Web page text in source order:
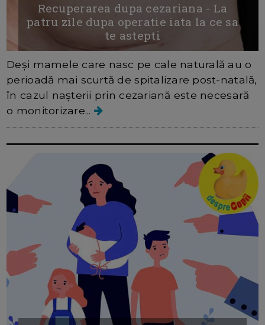
Recuperarea dupa cezariana - La
patru zile dupa operatie iata la ce sa
te astepti
Deși mamele care nasc pe cale naturală au o
perioadă mai scurtă de spitalizare post-natală,
în cazul nașterii prin cezariană este necesară
o monitorizare...